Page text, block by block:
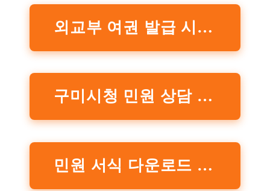
외교부 여권 발급 시 참고사항 자세히 보기
구미시청 민원 상담 자세히 보기
민원 서식 다운로드 바로가기